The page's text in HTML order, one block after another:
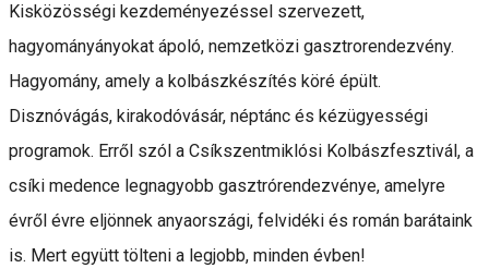
Kisközösségi kezdeményezéssel szervezett,
hagyományányokat ápoló, nemzetközi gasztrorendezvény.
Hagyomány, amely a kolbászkészítés köré épült.
Disznóvágás, kirakodóvásár, néptánc és kézügyességi
programok. Erről szól a Csíkszentmiklósi Kolbászfesztivál, a
csíki medence legnagyobb gasztrórendezvénye, amelyre
évről évre eljönnek anyaországi, felvidéki és román barátaink
is. Mert együtt tölteni a legjobb, minden évben!